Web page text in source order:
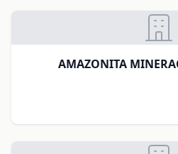
AMAZONITA